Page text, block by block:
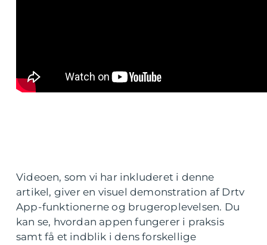
Videoen, som vi har inkluderet i denne
artikel, giver en visuel demonstration af Drtv
App-funktionerne og brugeroplevelsen. Du
kan se, hvordan appen fungerer i praksis
samt få et indblik i dens forskellige